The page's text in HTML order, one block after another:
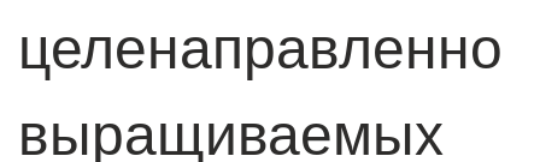
выращиваемых